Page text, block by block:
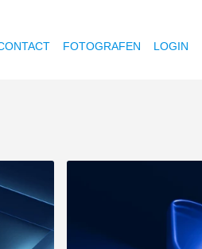
FOTOGRAFEN LOGIN